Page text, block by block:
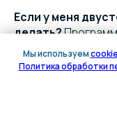
Если у меня
делать?
дозируется —
компенсировать.
худшем
первую очередь,
Если оба сустава
двустороннее
Мы используем
Политика обработки